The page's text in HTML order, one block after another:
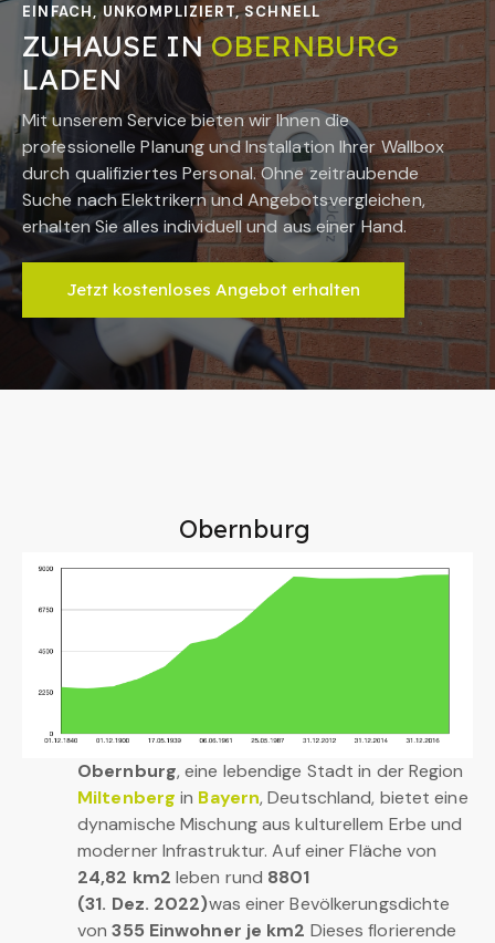
EINFACH, UNKOMPLIZIERT, SCHNELL
ZUHAUSE INOBERNBURG
LADEN
Mit unserem Service bieten wir Ihnen die
professionelle Planung und Installation Ihrer Wallbox
durch qualifiziertes Personal. Ohne zeitraubende
Suche nach Elektrikern und Angebotsvergleichen,
erhalten Sie alles individuell und aus einer Hand.
Jetzt kostenloses Angebot erhalten
Obernburg
Obernburg, eine lebendige Stadt in der Region
Miltenberg in Bayern, Deutschland, bietet eine
dynamische Mischung aus kulturellem Erbe und
moderner Infrastruktur. Auf einer Fläche von
24,82 km2 leben rund 8801
(31. Dez. 2022)was einer Bevölkerungsdichte
von355 Einwohner je km2 Dieses florierende